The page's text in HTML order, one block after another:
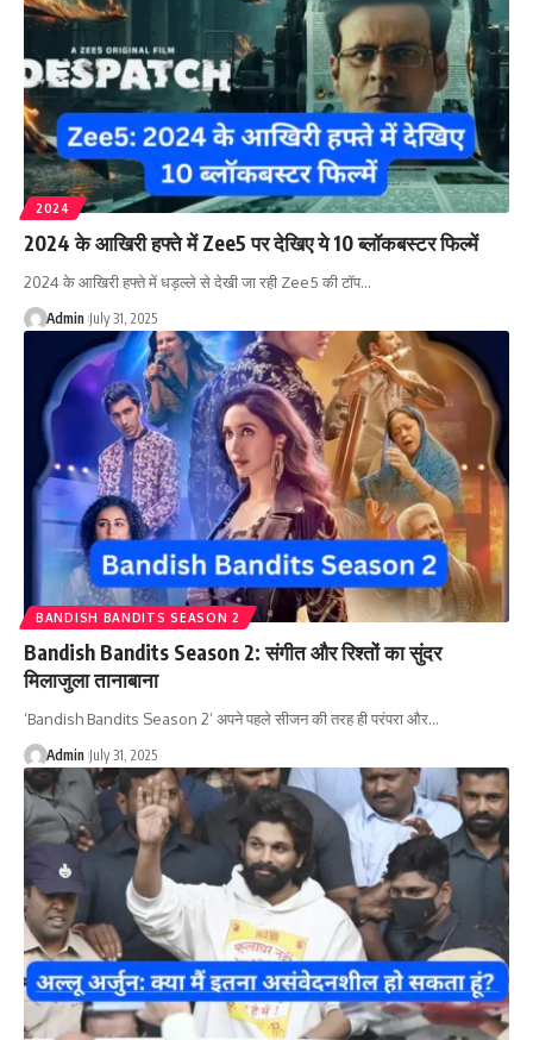
2024
2024 के आखिरी हफ्ते में Zee5 पर देखिए ये 10 ब्लॉकबस्टर फिल्में
2024 के आखिरी हफ्ते में धड़ल्ले से देखी जा रही Zee5 की टॉप…
Admin July 31, 2025
BANDISH BANDITS SEASON 2
Bandish Bandits Season 2: संगीत और रिश्तों का सुंदर
मिलाजुला तानाबाना
‘Bandish Bandits Season 2’ अपने पहले सीजन की तरह ही परंपरा और…
Admin July 31, 2025